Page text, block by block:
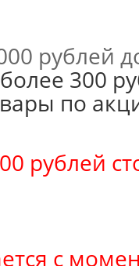
рублей
300
по
рублей
с